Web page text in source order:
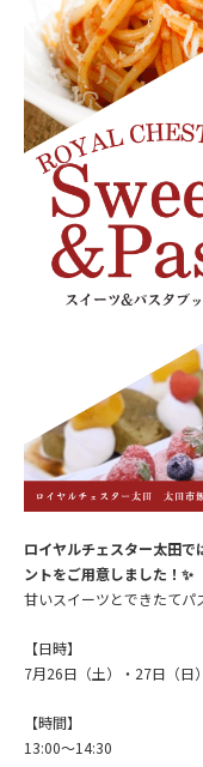
ロイヤルチェスター太田
ントをご用意しました！✨
甘いスイーツとできたてパ
【日時】
7月26日（土）・27日（日）
【時間】
13:00～14:30